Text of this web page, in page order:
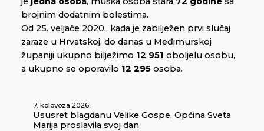
brojnim dodatnim bolestima.
Od 25. veljače 2020., kada je zabilježen prvi slučaj
zaraze u Hrvatskoj, do danas u Međimurskoj
županiji ukupno bilježimo 12 951 oboljelu osobu,
a ukupno se oporavilo 12 295 osoba.
7. kolovoza 2026.
Ususret blagdanu Velike Gospe, Općina Sveta
Marija proslavila svoj dan